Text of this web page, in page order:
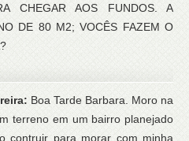
CHEGAR AOS FUNDOS. A
DE 80 M2; VOCÊS FAZEM O
Boa Tarde Barbara. Moro na
terreno em um bairro planejado
contruir para morar com minha